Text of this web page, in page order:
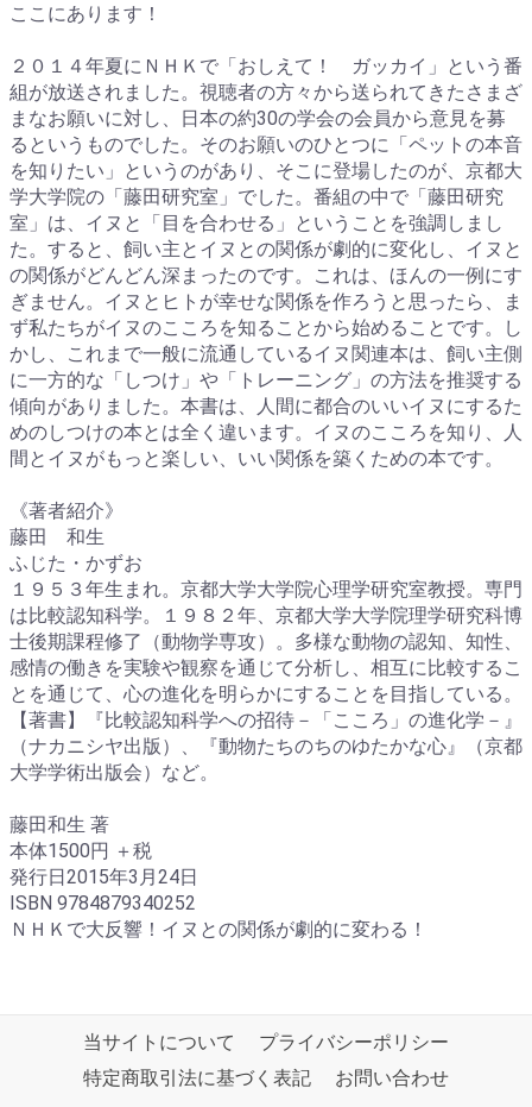
ここにあります！
２０１４年夏にＮＨＫで「おしえて！ ガッカイ」という番
組が放送されました。視聴者の方々から送られてきたさまざ
まなお願いに対し、日本の約30の学会の会員から意見を募
るというものでした。そのお願いのひとつに「ペットの本音
を知りたい」というのがあり、そこに登場したのが、京都大
学大学院の「藤田研究室」でした。番組の中で「藤田研究
室」は、イヌと「目を合わせる」ということを強調しまし
た。すると、飼い主とイヌとの関係が劇的に変化し、イヌと
の関係がどんどん深まったのです。これは、ほんの一例にす
ぎません。イヌとヒトが幸せな関係を作ろうと思ったら、ま
ず私たちがイヌのこころを知ることから始めることです。し
かし、これまで一般に流通しているイヌ関連本は、飼い主側
に一方的な「しつけ」や「トレーニング」の方法を推奨する
傾向がありました。本書は、人間に都合のいいイヌにするた
めのしつけの本とは全く違います。イヌのこころを知り、人
間とイヌがもっと楽しい、いい関係を築くための本です。
《著者紹介》
藤田 和生
ふじた・かずお
１９５３年生まれ。京都大学大学院心理学研究室教授。専門
は比較認知科学。１９８２年、京都大学大学院理学研究科博
士後期課程修了（動物学専攻）。多様な動物の認知、知性、
感情の働きを実験や観察を通じて分析し、相互に比較するこ
とを通じて、心の進化を明らかにすることを目指している。
【著書】『比較認知科学への招待－「こころ」の進化学－』
（ナカニシヤ出版）、『動物たちのちのゆたかな心』（京都
大学学術出版会）など。
藤田和生 著
本体1500円 ＋税
発行日2015年3月24日
ISBN 9784879340252
ＮＨＫで大反響！イヌとの関係が劇的に変わる！
当サイトについて
プライバシーポリシー
特定商取引法に基づく表記
お問い合わせ